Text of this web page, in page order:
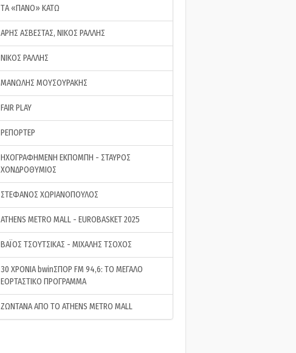
ΤA «ΠΑΝΟ» ΚΑΤΩ
ΑΡΗΣ ΑΣΒΕΣΤΑΣ, ΝΙΚΟΣ ΡΑΛΛΗΣ
ΝΙΚΟΣ ΡΑΛΛΗΣ
ΜΑΝΩΛΗΣ ΜΟΥΣΟΥΡΑΚΗΣ
FAIR PLAY
ΡΕΠΟΡΤΕΡ
ΗΧΟΓΡΑΦΗΜΕΝΗ ΕΚΠΟΜΠΗ - ΣΤΑΥΡΟΣ
ΧΟΝΔΡΟΘΥΜΙΟΣ
ΣΤΕΦΑΝΟΣ ΧΩΡΙΑΝΟΠΟΥΛΟΣ
ATHENS METRO MALL - EUROBASKET 2025
ΒΑΪΟΣ ΤΣΟΥΤΣΙΚΑΣ - ΜΙΧΑΛΗΣ ΤΣΟΧΟΣ
30 ΧΡΟΝΙΑ bwinΣΠΟΡ FM 94,6: ΤΟ ΜΕΓΑΛΟ
ΕΟΡΤΑΣΤΙΚΟ ΠΡΟΓΡΑΜΜΑ
ΖΩΝΤΑΝΑ ΑΠΟ ΤΟ ATHENS METRO MALL